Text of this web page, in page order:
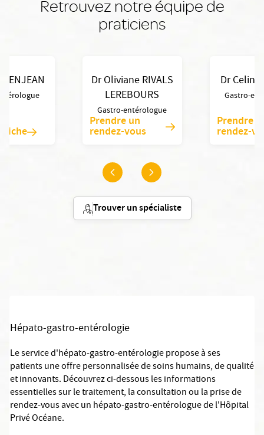
Retrouvez notre équipe de
praticiens
Dr Oliviane RIVALS
LEREBOURS
Gastro-entérologue
Prendre un
rendez-vous
Dr Celine
Gastro-
Prendre
rendez-
fiche
Trouver un spécialiste
Hépato-gastro-entérologie
Le service d'hépato-gastro-entérologie propose à ses
patients une offre personnalisée de soins humains, de qualité
et innovants. Découvrez ci-dessous les informations
essentielles sur le traitement, la consultation ou la prise de
rendez-vous avec un hépato-gastro-entérologue de l'Hôpital
Privé Océane.